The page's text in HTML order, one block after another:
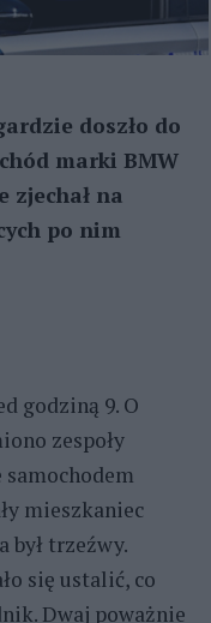
doszło do
marki BMW
zjechał na
po nim
godziną 9. O
zespoły
mieszkaniec
był trzeźwy.
się ustalić, co
Dwaj poważnie